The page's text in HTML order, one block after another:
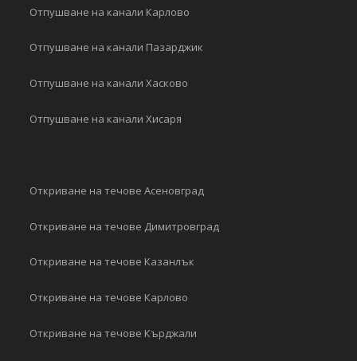
Отпушване на канали Карлово
Отпушване на канали Пазарджик
Отпушване на канали Хасково
Отпушване на канали Хисаря
Откриване на течове Асеновград
Откриване на течове Димитровград
Откриване на течове Казанлък
Откриване на течове Карлово
Откриване на течове Кърджали